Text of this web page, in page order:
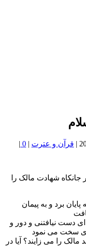
| قرآن و عترت |
0
|
جانکاه شهادت مالک را
برد و به پیمان
اى دست نیافتنى و دور و
اى سخت مى نمود
مالک را مى زایند؟ آیا در